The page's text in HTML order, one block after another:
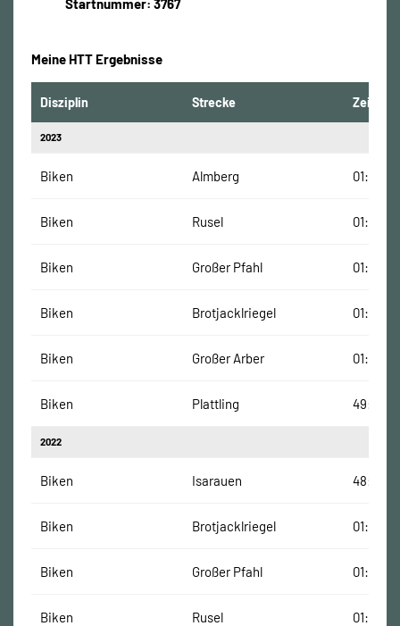
Startnummer: 3767
Meine HTT Ergebnisse
Disziplin Strecke Zeit
2023
Biken Almberg
Biken Rusel
Biken Großer Pfahl
Biken Brotjacklriegel
Biken Großer Arber
Biken Plattling 49:00
2022
Biken Isarauen 48:37
Biken Brotjacklriegel
Biken Großer Pfahl
Biken Rusel